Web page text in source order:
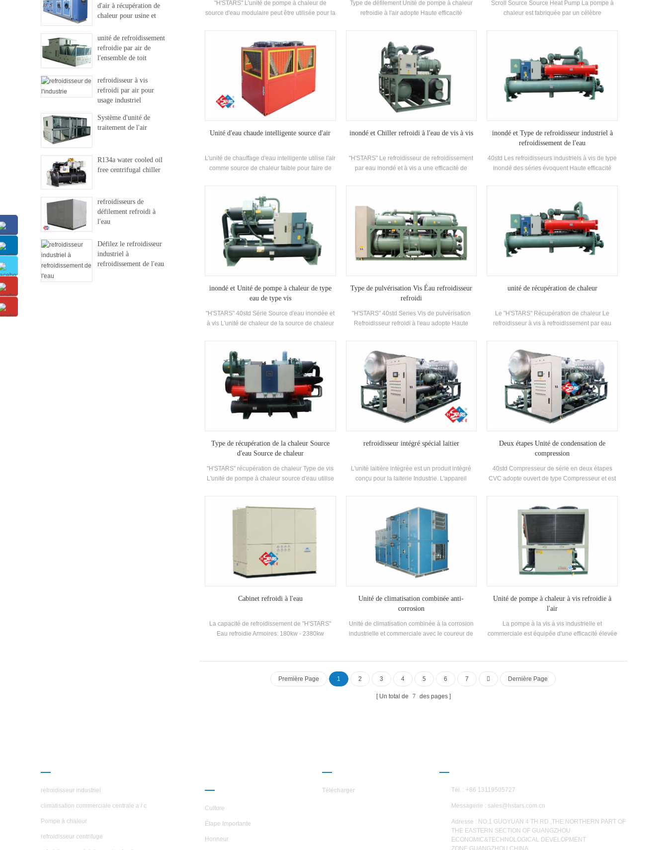
"H'STARS" L'unité de pompe à chaleur de
source d'eau modulaire peut être utilisée pour la
remplacée par une machine. Le système peut
remplacer la chaudière d'origine et la
climatisation Système; La capacité de
refroidissement suffit, l'efficacité est élevée, le
nettoyage et la maintenance est facile et la note
d'efficacité énergétique est 5-1. niveau.
Type de défilement Unité de pompe à chaleur
refroidie à l'air adopte Haute efficacité
auto-développé et fabriqué haut rendement
shell and-tube Échangeur de chaleur et
échangeur de chaleur à bobines, utilisant R22,
R134A, R407C réfrigérant
Scroll Source Source Heat Pump La pompe à
chaleur est fabriquée par un célèbre
contrôle électronique, et est équipé de
indépendantes de Haute efficacité Échangeur
de chaleur en spirale
Unité d'eau chaude intelligente source d'air
L'unité de chauffage d'eau intelligente utilise l'air
comme source de chaleur faible pour faire de
efficace et respectueuse de l'environnement.
inondé et Chiller refroidi à l'eau de vis à vis
"H'STARS" Le refroidisseur de refroidissement
par eau inondé et à vis a une efficacité de
de température entre la température de sortie
petite,et la résistance le long du chemin est petit.
Il convient aux unités avec une grande
circulation et un bon refroidissement effet.
inondé et Type de refroidisseur industriel à
refroidissement de l'eau
40std Les refroidisseurs industriels à vis de type
inondé des séries évoquent Haute efficacité
fabriqué haut rendement Evaporateur de type
5.5. L'unité a 20 standard Spécifications.
inondé et Unité de pompe à chaleur de type
eau de type vis
"H'STARS" 40std Série Source d'eau inondée et
à vis L'unité de chaleur de la source de chaleur
auto-développé et fabriqué haut rendement
Evaporateur de type inondé, R22, R134A
réfrigérant, efficacité énergétique jusqu'à 6.7.
Température de sortie d'eau chaude 50 ° C
L'unité de récupération de chaleur peut être
configurée conformément au client Exigences.
L'unité a un total de 20 standards Spécifications.
Type de pulvérisation Vis Éau refroidisseur
refroidi
"H'STARS" 40std Series Vis de pulvérisation
Refroidisseur refroidi à l'eau adopte Haute
et fabriqué haut rendement Evaporateur de
pulvérisation, R22, Just 34a réfrigérant,
efficacité énergétique jusqu'à 5.5 L'unité a 20
standard Spécifications.
unité de récupération de chaleur
Le "H'STARS" Récupération de chaleur Le
refroidisseur à vis à refroidissement par eau
pour récupérer la chaleur générée par
l'échange de chaleur entre la vapeur de
réfrigérant et l'eau pendant le Le processus de
réfrigération, qui fournit aux clients la
climatisation de la climatisation et une grande
quantité de chaleur domestique eau.
Type de récupération de la chaleur Source
d'eau Source de chaleur
"H'STARS" récupération de chaleur Type de vis
L'unité de pompe à chaleur source d'eau utilise
entre la vapeur de réfrigérant et l'eau pendant le
opération, convertir le consommation d'énergie
tout en fournissant climatisation. eau chaude
dans la vie.
refroidisseur intégré spécial laitier
L'unité laitière intégrée est un produit intégré
conçu pour la laiterie Industrie. L'appareil
réservoir de stockage d'eau congelé, la pompe
à eau à circulation d'eau congelée, le système
de voies navigables et les composants de la
vanne, et intègre le projet dans la production
Deux étapes Unité de condensation de
compression
40std Compresseur de série en deux étapes
CVC adopte ouvert de type Compresseur et est
développé indépendamment et fabriqué.
Applicable à R22, R404A et d'autres
réfrigérants, la récupération de chaleur peut être
configurée selon Client's Énergie thermique
Exigences. Les modèles haute température,
température moyenne et basse température
sont conçus pour différents projets Exigences.
380V, 3kv, 6kv, 10kv et d'autres tensions peuvent
être sélectionnées.
Cabinet refroidi à l'eau
La capacité de refroidissement de "H'STARS"
Eau refroidie Armoires: 180kw - 2380kw
Unité de climatisation combinée anti-
corrosion
Unité de climatisation combinée à la corrosion
industrielle et commerciale avec le coureur de
Industries ayant une résistance à la corrosion
Exigences.
Unité de pompe à chaleur à vis refroidie à
l'air
La pompe à la vis à vis industrielle et
commerciale est équipée d'une efficacité élevée
bâtiments, les petits et moyens bureaux, les
ateliers d'usine, les magasins d'hôtels viticoles,
les villas et autres climatisation Environnements.
Première Page 1 2 3 4 5 6 7 Dernière Page
Un total de 7 des pages
d'air à récupération de
chaleur pour usine et
unité de refroidissement
refroidie par air de
l'ensemble de toit
refroidisseur à vis
refroidi par air pour
usage industriel
Système d'unité de
traitement de l'air
R134a water cooled oil
free centrifugal chiller
refroidisseurs de
défilement refroidi à
l'eau
Défilez le refroidisseur
industriel à
refroidissement de l'eau
refroidisseur industriel
climatisation commerciale centrale a / c
Pompe à chaleur
refroidisseur centrifuge
Culture
Étape Importante
Honneur
Télécharger Tél. : +86 13119505727
Messagerie : sales@hstars.com.cn
Adresse : NO.1 GUOYUAN 4 TH RD.,THE NORTHERN PART OF
THE EASTERN SECTION OF GUANGZHOU
ECONOMIC&TECHNOLOGICAL DEVELOPMENT
ZONE,GUANGZHOU,CHINA